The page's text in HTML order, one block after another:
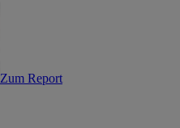
Zum Report